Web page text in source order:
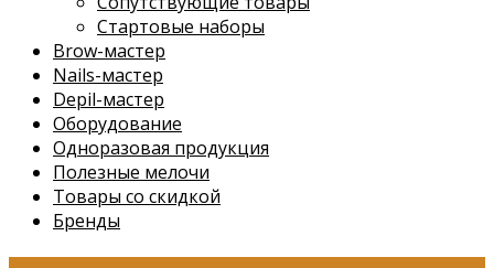
Стартовые наборы
Brow-мастер
Nails-мастер
Depil-мастер
Оборудование
Одноразовая продукция
Полезные мелочи
Товары со скидкой
Бренды